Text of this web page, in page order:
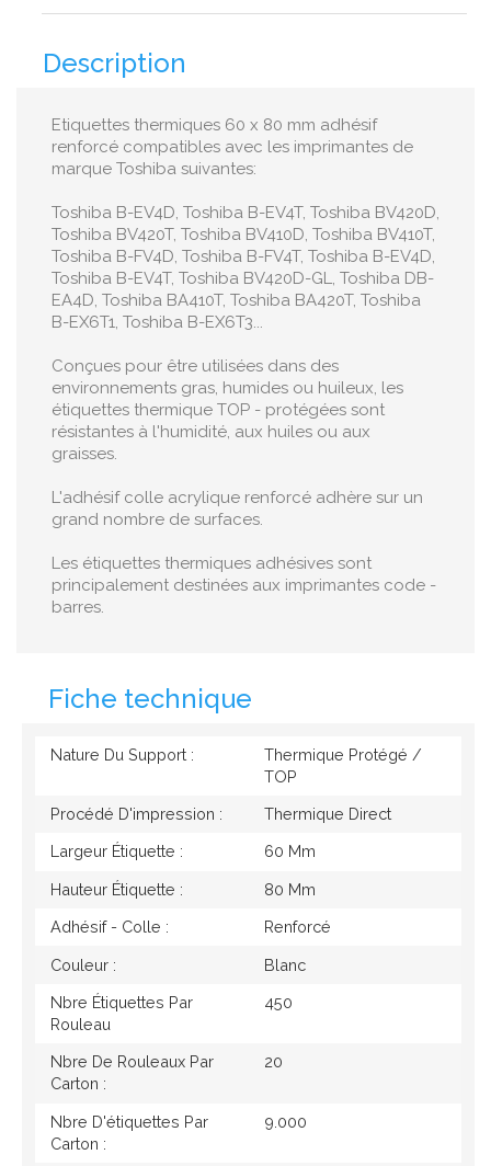
Description
Etiquettes thermiques 60 x 80 mm adhésif
renforcé compatibles avec les imprimantes de
marque Toshiba suivantes:
Toshiba B-EV4D, Toshiba B-EV4T, Toshiba BV420D,
Toshiba BV420T, Toshiba BV410D, Toshiba BV410T,
Toshiba B-FV4D, Toshiba B-FV4T, Toshiba B-EV4D,
Toshiba B-EV4T, Toshiba BV420D-GL, Toshiba DB-
EA4D, Toshiba BA410T, Toshiba BA420T, Toshiba
B-EX6T1, Toshiba B-EX6T3...
Conçues pour être utilisées dans des
environnements gras, humides ou huileux, les
étiquettes thermique TOP - protégées sont
résistantes à l'humidité, aux huiles ou aux
graisses.
L'adhésif colle acrylique renforcé adhère sur un
grand nombre de surfaces.
Les étiquettes thermiques adhésives sont
principalement destinées aux imprimantes code -
barres.
Fiche technique
Nature Du Support :
Thermique Protégé /
TOP
Procédé D'impression : Thermique Direct
Largeur Étiquette : 60 Mm
Hauteur Étiquette : 80 Mm
Adhésif - Colle : Renforcé
Couleur : Blanc
Nbre Étiquettes Par
Rouleau
450
Nbre De Rouleaux Par
Carton :
20
Nbre D'étiquettes Par
Carton :
9.000